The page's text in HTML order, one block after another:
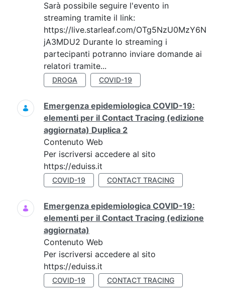
Sarà possibile seguire l'evento in
streaming tramite il link:
https://live.starleaf.com/OTg5NzU0MzY6N
jA3MDU2 Durante lo streaming i
partecipanti potranno inviare domande ai
relatori tramite...
DROGA COVID-19
Emergenza epidemiologica COVID-19:
elementi per il Contact Tracing (edizione
aggiornata) Duplica 2
Contenuto Web
Per iscriversi accedere al sito
https://eduiss.it
COVID-19 CONTACT TRACING
Emergenza epidemiologica COVID-19:
elementi per il Contact Tracing (edizione
aggiornata)
Contenuto Web
Per iscriversi accedere al sito
https://eduiss.it
COVID-19 CONTACT TRACING